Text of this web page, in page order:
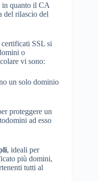
in quanto il CA
del rilascio del
SSL si
o
vi sono:
un solo dominio
proteggere un
ad esso
, ideali per
più domini,
tutti al